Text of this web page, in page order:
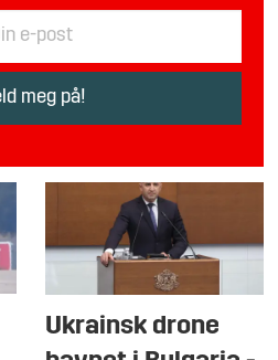
Ukrainsk drone